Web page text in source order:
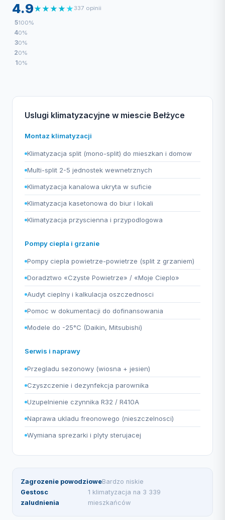
4.9★★★★★ 337 opinii
5100%
40%
30%
20%
10%
Uslugi klimatyzacyjne w miescie Bełżyce
Montaz klimatyzacji
Klimatyzacja split (mono-split) do mieszkan i domow
Multi-split 2-5 jednostek wewnetrznych
Klimatyzacja kanalowa ukryta w suficie
Klimatyzacja kasetonowa do biur i lokali
Klimatyzacja przyscienna i przypodlogowa
Pompy ciepla i grzanie
Pompy ciepla powietrze-powietrze (split z grzaniem)
Doradztwo «Czyste Powietrze» / «Moje Cieplo»
Audyt cieplny i kalkulacja oszczednosci
Pomoc w dokumentacji do dofinansowania
Modele do -25°C (Daikin, Mitsubishi)
Serwis i naprawy
Przegladu sezonowy (wiosna + jesien)
Czyszczenie i dezynfekcja parownika
Uzupelnienie czynnika R32 / R410A
Naprawa ukladu freonowego (nieszczelnosci)
Wymiana sprezarki i plyty sterujacej
Zagrozenie powodzioweBardzo niskie
Gestosc
zaludnienia
1 klimatyzacja na 3 339
mieszkańców